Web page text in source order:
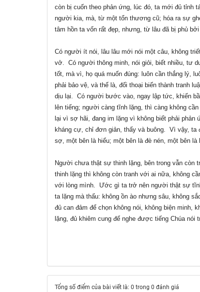
còn bị cuốn theo phản ứng, lúc đó, ta mới đủ tỉnh
người kia, mà, từ một tổn thương cũ; hóa ra sự
tâm hồn ta vốn rất đẹp, nhưng, từ lâu đã bị phủ bởi
Có người ít nói, lâu lâu mới nói một câu, không
vở. Có người thông minh, nói giỏi, biết nhiều, tư
tốt, mà vì, họ quá muốn đúng: luôn cần thắng lý,
phải bảo vệ, và thế là, đối thoại biến thành tranh
dịu lại. Có người bước vào, ngay lập tức, khiến
lên tiếng; người càng tĩnh lặng, thì càng không
lại vì sợ hãi, đang im lặng vì không biết phải
kháng cự, chỉ đơn giản, thấy và buông. Vì vậy, ta
sợ, một bên là hiểu; một bên là đè nén, một bên là
Người chưa thật sự thinh lặng, bên trong vẫn
thinh lặng thì không còn tranh với ai nữa, không
với lòng mình. Ước gì ta trở nên người thật sự
ta lặng mà thấu: không ồn ào nhưng sâu, không
đủ can đảm để chọn không nói, không biện minh,
lặng, đủ khiêm cung để nghe được tiếng Chúa
Tổng số điểm của bài viết là: 0 trong 0 đánh giá